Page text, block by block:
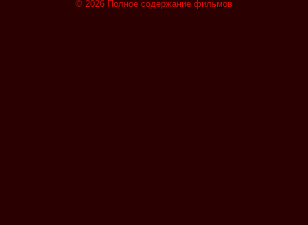
© 2026 Полное содержание фильмов